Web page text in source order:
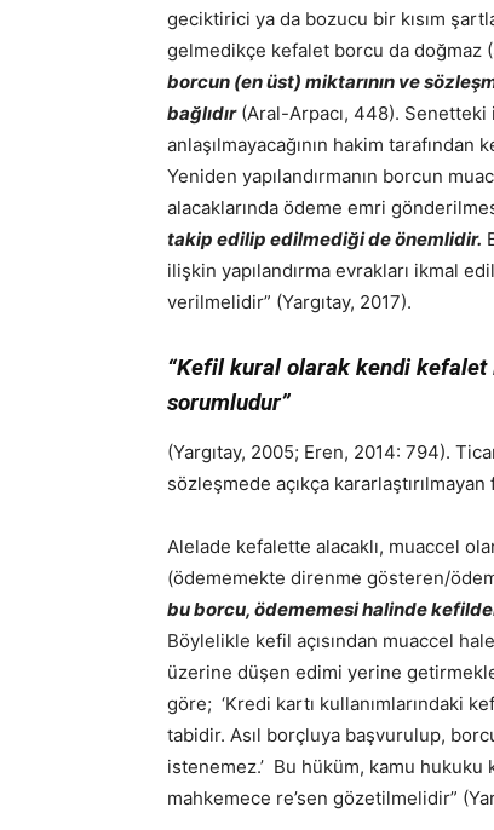
geciktirici ya da bozucu bir kısım
gelmedikçe kefalet borcu da doğmaz
borcun (en üst) miktarının ve
bağlıdır(Aral-Arpacı, 448). Senetteki
anlaşılmayacağının hakim
Yeniden yapılandırmanın borcun
alacaklarında ödeme emri
takip edilip edilmediği de önemlidir.
ilişkin yapılandırma evrakları ikmal
verilmelidir” (Yargıtay, 2017).
“Kefil kural olarak kendi
sorumludur”
(Yargıtay, 2005; Eren, 2014: 794).
sözleşmede açıkça
Alelade kefalette alacaklı, muaccel
(ödememekte direnme gösteren/
bu borcu, ödememesi halinde
Böylelikle kefil açısından muaccel
üzerine düşen edimi yerine
göre; ‘Kredi kartı kullanımlarındaki
tabidir. Asıl borçluya başvurulup,
istenemez.’ Bu hüküm, kamu
mahkemece re’sen gözetilmelidir”